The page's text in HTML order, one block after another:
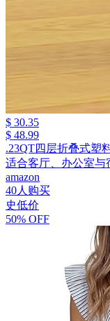
$ 30.35
$ 48.99
.23QT四层折叠式塑
适合客厅、办公室与
amazon
40人购买
史低价
50% OFF